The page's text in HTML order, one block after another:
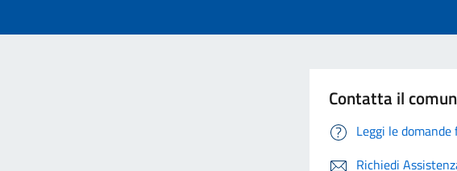
Contatta il
Leggi le
Richiedi